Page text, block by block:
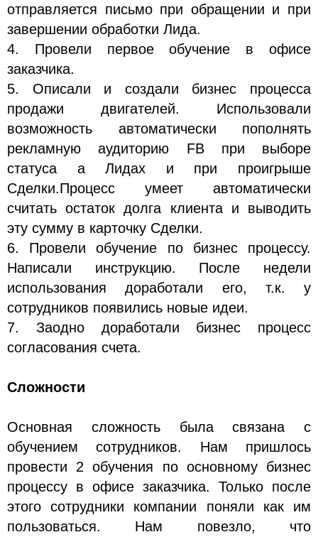
отправляется письмо при обращении и при
завершении обработки Лида.
4. Провели первое обучение в офисе
заказчика.
5. Описали и создали бизнес процесса
продажи двигателей. Использовали
возможность автоматически пополнять
рекламную аудиторию FB при выборе
статуса а Лидах и при проигрыше
Сделки.Процесс умеет автоматически
считать остаток долга клиента и выводить
эту сумму в карточку Сделки.
6. Провели обучение по бизнес процессу.
Написали инструкцию. После недели
использования доработали его, т.к. у
сотрудников появились новые идеи.
7. Заодно доработали бизнес процесс
согласования счета.
Сложности
Основная сложность была связана с
обучением сотрудников. Нам пришлось
провести 2 обучения по основному бизнес
процессу в офисе заказчика. Только после
этого сотрудники компании поняли как им
пользоваться. Нам повезло, что